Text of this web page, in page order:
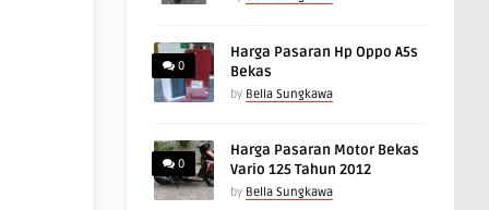
0
Harga Pasaran Hp Oppo A5s
Bekas
by Bella Sungkawa
0
Harga Pasaran Motor Bekas
Vario 125 Tahun 2012
by Bella Sungkawa